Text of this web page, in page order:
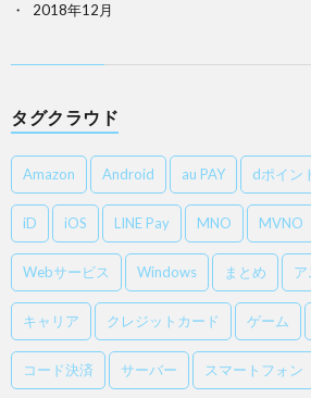
2018年12月
タグクラウド
Amazon Android au PAY dポイン
iD iOS LINE Pay MNO MVNO
Webサービス Windows まとめ ア
キャリア クレジットカード ゲーム
コード決済 サーバー スマートフォン